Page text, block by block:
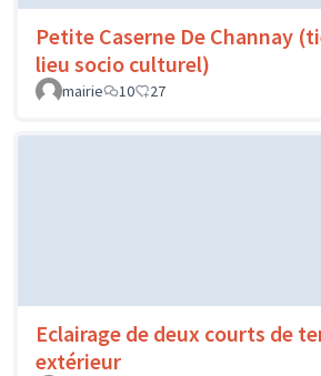
Petite Caserne De Channay
lieu socio culturel)
mairie
10 27
Eclairage de deux courts de
extérieur